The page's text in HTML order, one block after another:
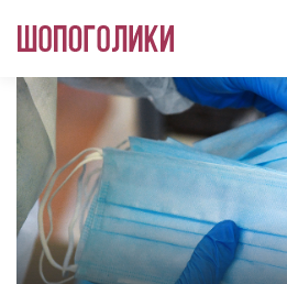
Перейти к основному содержанию